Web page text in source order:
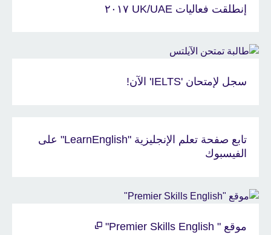
إنطلقت فعاليات UK/UAE ٢٠١٧
سجل لإمتحان 'IELTS' الآن!
تابع صفحة تعلم الإنجليزية "LearnEnglish" على
الفيسبوك
موقع " Premier Skills English"